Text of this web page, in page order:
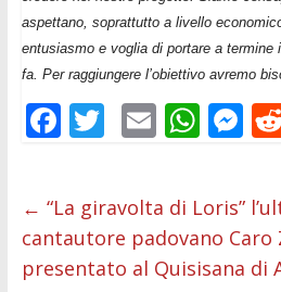
aspettano, soprattutto a livello
entusiasmo e voglia di portare a termine
fa. Per raggiungere l’obiettivo avremo
F
b
o
T
er
E
ai
l
W
at
s
A
M
ss
e
n
← “La giravolta di Loris”
cantautore padovano Caro
presentato al Quisisana di